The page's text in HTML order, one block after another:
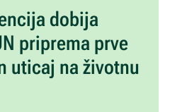
dobija
priprema prve
uticaj na životnu